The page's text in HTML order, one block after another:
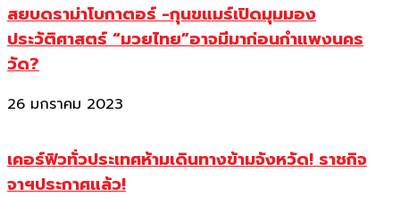
สยบดราม่าโบกาตอร์ -กุนขแมร์เปิดมุมมอง
ประวัติศาสตร์ “มวยไทย”อาจมีมาก่อนกำแพงนคร
วัด?
26 มกราคม 2023
เคอร์ฟิวทั่วประเทศห้ามเดินทางข้ามจังหวัด! ราชกิจ
จาฯประกาศแล้ว!